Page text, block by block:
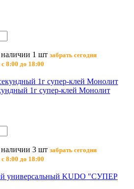
1 шт забрать сегодня
с 8:00 до 18:00
1г супер-клей Монолит
3 шт забрать сегодня
с 8:00 до 18:00